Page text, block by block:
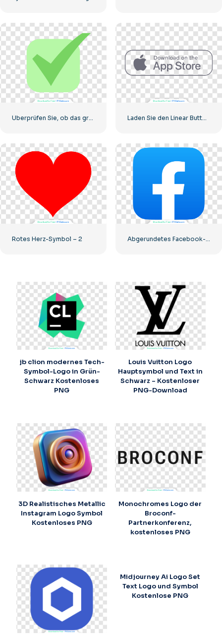
Überprüfen Sie, ob das grüne Symbol richtig abgerundet ist Laden Sie den Linear Button im App Store herunter
Rotes Herz-Symbol – 2
jb clion modernes Tech-
Symbol-Logo in Grün-
Schwarz Kostenloses
PNG
Louis Vuitton Logo
Hauptsymbol und Text in
Schwarz – Kostenloser
PNG-Download
3D Realistisches Metallic
Instagram Logo Symbol
Kostenloses PNG
Monochromes Logo der
Broconf-
Partnerkonferenz,
kostenloses PNG
Midjourney Ai Logo Set
Text Logo und Symbol
Kostenlose PNG